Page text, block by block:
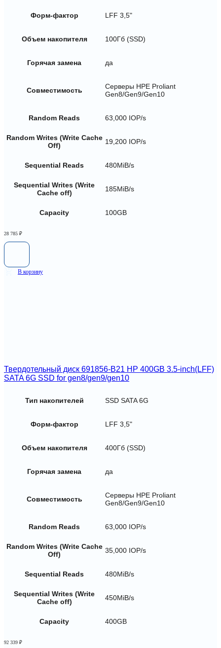
Форм-фактор LFF 3,5"
Объем накопителя 100Гб (SSD)
Горячая замена да
Совместимость
Серверы HPE Proliant
Gen8/Gen9/Gen10
Random Reads 63,000 IOP/s
Random Writes (Write Cache
Off)
19,200 IOP/s
Sequential Reads 480MiB/s
Sequential Writes (Write
Cache off)
185MiB/s
Capacity 100GB
28 785 ₽
В корзину
Твердотельный диск 691856-B21 HP 400GB 3.5-inch(LFF)
SATA 6G SSD for gen8/gen9/gen10
Тип накопителей SSD SATA 6G
Форм-фактор LFF 3,5"
Объем накопителя 400Гб (SSD)
Горячая замена да
Совместимость
Серверы HPE Proliant
Gen8/Gen9/Gen10
Random Reads 63,000 IOP/s
Random Writes (Write Cache
Off)
35,000 IOP/s
Sequential Reads 480MiB/s
Sequential Writes (Write
Cache off)
450MiB/s
Capacity 400GB
92 339 ₽